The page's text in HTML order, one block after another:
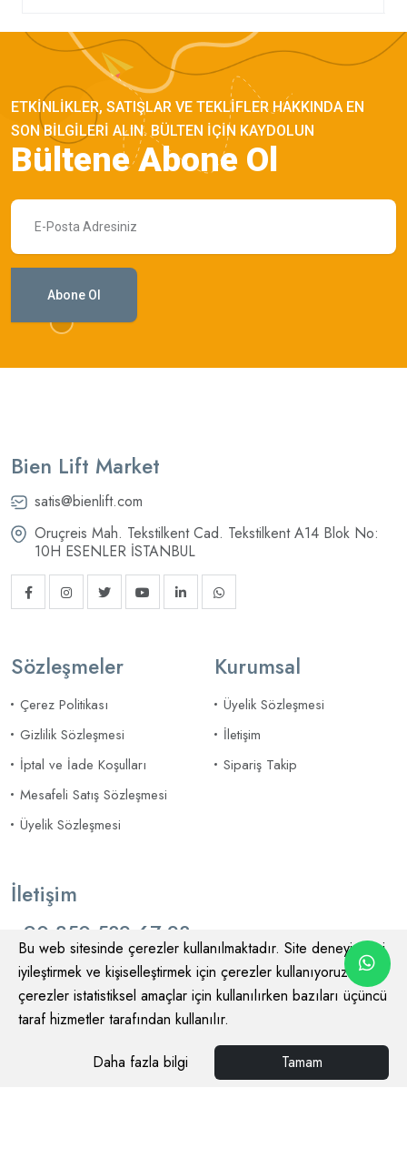
Giriş Yap
ETKINLIKLER, SATIŞLAR VE TEKLIFLER HAKKINDA EN
SON BILGILERI ALIN. BÜLTEN IÇIN KAYDOLUN
Bültene Abone Ol
Abone Ol
Bien Lift Market
satis@bienlift.com
Oruçreis Mah. Tekstilkent Cad. Tekstilkent A14 Blok No:
10H ESENLER İSTANBUL
Sözleşmeler
Çerez Politikası
Gizlilik Sözleşmesi
İptal ve İade Koşulları
Mesafeli Satış Sözleşmesi
Üyelik Sözleşmesi
Kurumsal
Üyelik Sözleşmesi
İletişim
Sipariş Takip
İletişim
+90 850 532 67 23
Bien Lift Market Tüm Hakları Saklıdır
Bu web sitesinde çerezler kullanılmaktadır. Site deneyiminizi
iyileştirmek ve kişiselleştirmek için çerezler kullanıyoruz. Bazı
çerezler istatistiksel amaçlar için kullanılırken bazıları üçüncü
taraf hizmetler tarafından kullanılır.
Daha fazla bilgi Tamam